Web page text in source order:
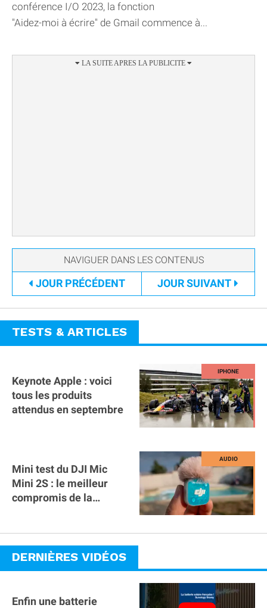
conférence I/O 2023, la fonction
"Aidez-moi à écrire" de Gmail commence à...
JOUR PRÉCÉDENT JOURSUIVANT
TESTS & ARTICLES
Keynote Apple : voici
tous les produits
attendus en septembre
Mini test du DJI Mic
Mini 2S : le meilleur
compromis de la
DERNIÈRES VIDÉOS
Enfin une batterie